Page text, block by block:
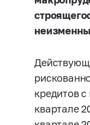
кредитов
квартале